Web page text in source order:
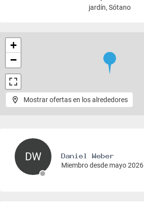
jardín, Sótano
+
−
Mostrar ofertas en los alrededores
DW
Miembro desde mayo 2026